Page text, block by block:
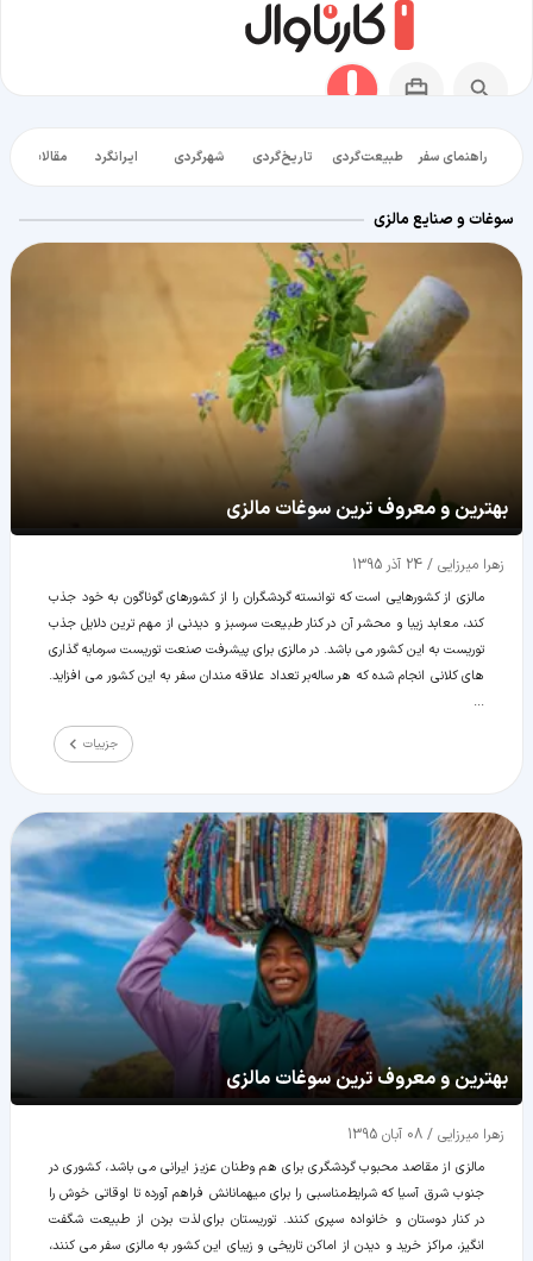
راهنمای سفر طبیعت‌گردی تاریخ‌گردی شهرگردی ایرانگرد مقالات
سوغات و صنایع مالزی
بهترین و معروف ترین سوغات مالزی
زهرا میرزایی / 24 آذر 1395
مالزی از کشورهایی است که توانسته گردشگران را از کشورهای گوناگون به خود جذب
کند، معابد زیبا و محشر آن در کنار طبیعت سرسبز و دیدنی از مهم ترین دلایل جذب
توریست به این کشور می باشد. در مالزی برای پیشرفت صنعت توریست سرمایه گذاری
های کلانی انجام شده که هر ساله بر تعداد علاقه مندان سفر به این کشور می افزاید.
...
جزییات
بهترین و معروف ترین سوغات مالزی
زهرا میرزایی / 08 آبان 1395
مالزی از مقاصد محبوب گردشگری برای هم وطنان عزیز ایرانی می باشد، کشوری در
جنوب شرق آسیا که شرایط مناسبی را برای میهمانانش فراهم آورده تا اوقاتی خوش را
در کنار دوستان و خانواده سپری کنند. توریستان برای لذت بردن از طبیعت شگفت
انگیز، مراکز خرید و دیدن از اماکن تاریخی و زیبای این کشور به مالزی سفر می کنند،